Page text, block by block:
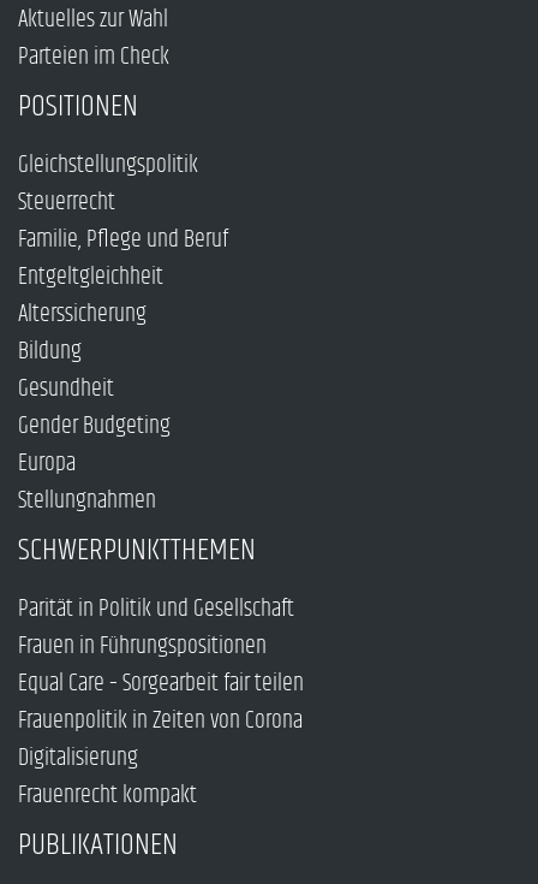
Aktuelles zur Wahl
Parteien im Check
POSITIONEN
Gleichstellungspolitik
Steuerrecht
Familie, Pflege und Beruf
Entgeltgleichheit
Alterssicherung
Bildung
Gesundheit
Gender Budgeting
Europa
Stellungnahmen
SCHWERPUNKTTHEMEN
Parität in Politik und Gesellschaft
Frauen in Führungspositionen
Equal Care – Sorgearbeit fair teilen
Frauenpolitik in Zeiten von Corona
Digitalisierung
Frauenrecht kompakt
PUBLIKATIONEN